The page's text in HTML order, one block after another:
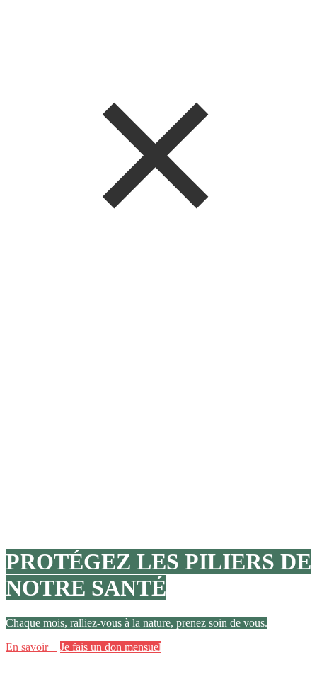
PROTÉGEZ LES PILIERS DE
NOTRE SANTÉ
Chaque mois, ralliez-vous à la nature, prenez soin de vous.
En savoir + Je fais un don mensuel